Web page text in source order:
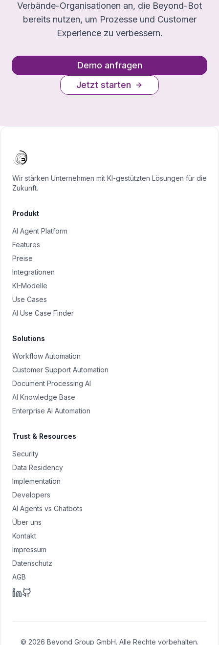
Verbände-Organisationen an, die Beyond-Bot
bereits nutzen, um Prozesse und Customer
Experience zu verbessern.
Demo anfragen
Jetzt starten
Wir stärken Unternehmen mit KI-gestützten Lösungen für die
Zukunft.
Produkt
AI Agent Platform
Features
Preise
Integrationen
KI-Modelle
Use Cases
AI Use Case Finder
Solutions
Workflow Automation
Customer Support Automation
Document Processing AI
AI Knowledge Base
Enterprise AI Automation
Trust & Resources
Security
Data Residency
Implementation
Developers
AI Agents vs Chatbots
Über uns
Kontakt
Impressum
Datenschutz
AGB
© 2026 Beyond Group GmbH. Alle Rechte vorbehalten.